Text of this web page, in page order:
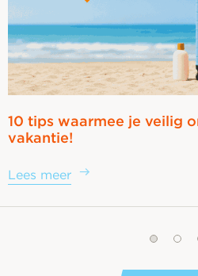
10 tips waarmee je veilig
vakantie!
Lees meer